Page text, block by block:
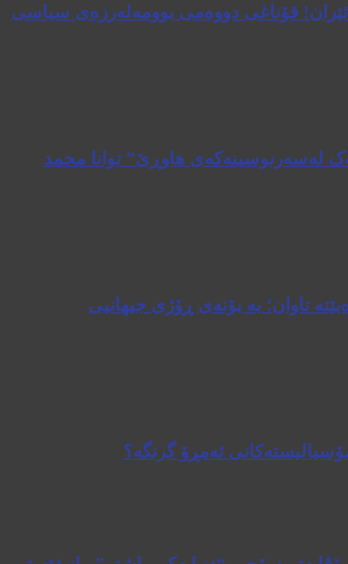
قۆناغی دووەمی بوومەلەرزەی سیاسی
لەسەرنوسینەکەی هاوڕێ” توانا محمد
تاوان؛ بە بۆنەی ڕۆژی جیهانیی
ئەمڕۆ گرنگە؟